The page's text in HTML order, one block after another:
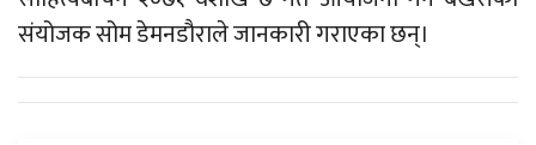
संयोजक सोम डेमनडौराले जानकारी गराएका छन्।